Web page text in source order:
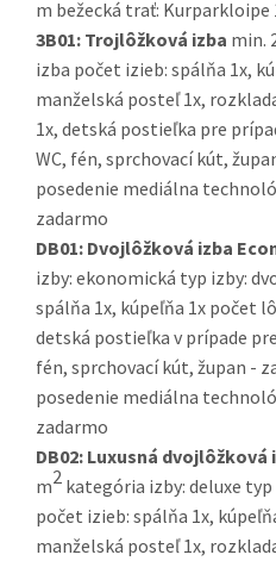
m bežecká trať: Kurparkloipe
3B01: Trojlôžková izba min.
izba počet izieb: spálňa 1x,
manželská posteľ 1x,
1x, detská postieľka pre
WC, fén, sprchovací kút,
posedenie mediálna
zadarmo
DB01: Dvojlôžková izba
izby: ekonomická typ izby:
spálňa 1x, kúpeľňa 1x počet
detská postieľka v prípade
fén, sprchovací kút, župan -
posedenie mediálna
zadarmo
DB02: Luxusná dvojlôžková
m2 kategória izby: deluxe
počet izieb: spálňa 1x,
manželská posteľ 1x,